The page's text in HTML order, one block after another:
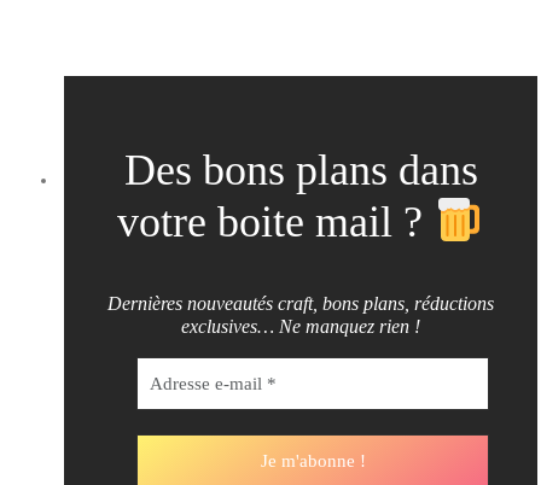
Des bons plans dans
votre boite mail ?
Dernières nouveautés craft, bons plans, réductions
exclusives… Ne manquez rien !